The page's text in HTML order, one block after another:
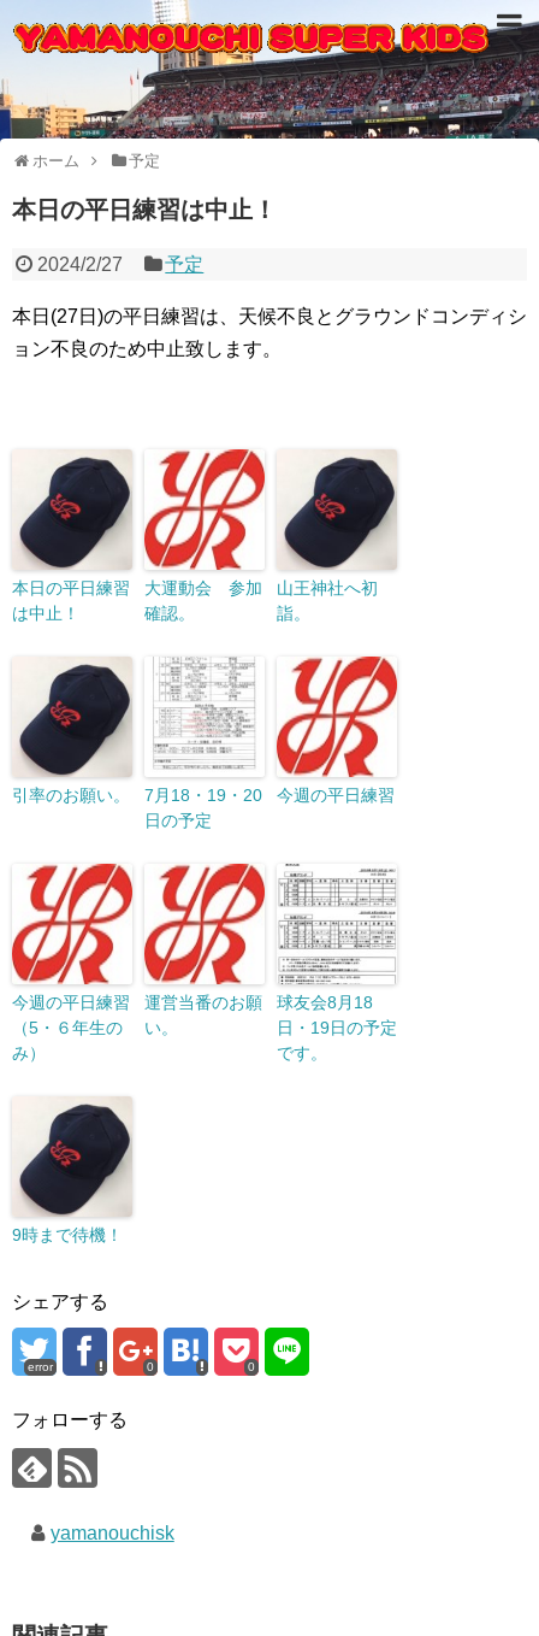
ホーム 予定
本日の平日練習は中止！
2024/2/27 予定
本日(27日)の平日練習は、天候不良とグラウンドコンディシ
ョン不良のため中止致します。
本日の平日練習
は中止！
大運動会 参加
確認。
山王神社へ初
詣。
引率のお願い。
7月18・19・20
日の予定
今週の平日練習
今週の平日練習
（5・６年生の
み）
運営当番のお願
い。
球友会8月18
日・19日の予定
です。
9時まで待機！
シェアする
error 0 0
フォローする
yamanouchisk